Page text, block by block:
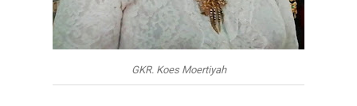
GKR. Koes Moertiyah